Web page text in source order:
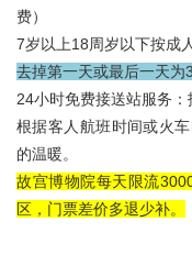
费）
7岁以上18周岁以下按成
去掉第一天或最后一天为
24小时免费接送站服务
根据客人航班时间或火
的温暖。
故宫博物院每天限流
区，门票差价多退少补。